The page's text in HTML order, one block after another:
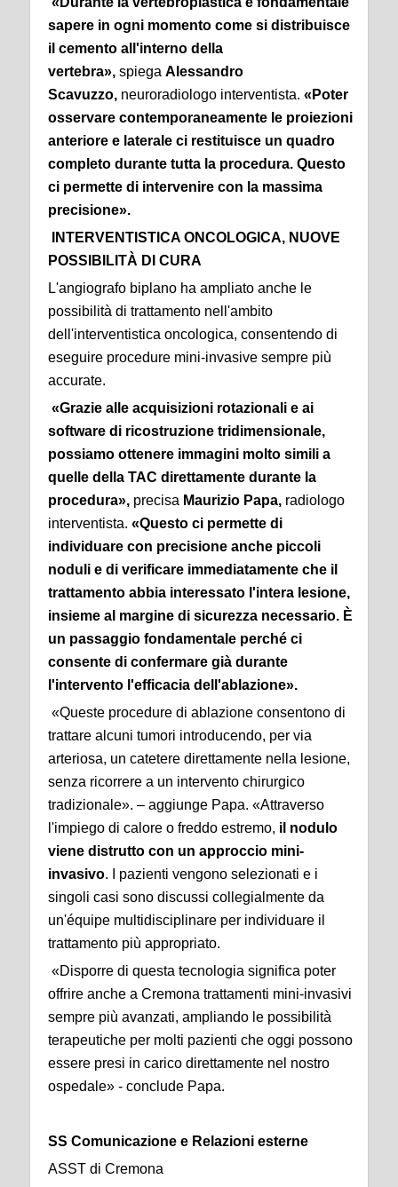
sapere in ogni momento come si distribuisce
il cemento all'interno della
vertebra», spiega Alessandro
Scavuzzo, neuroradiologo interventista. «Poter
osservare contemporaneamente le proiezioni
anteriore e laterale ci restituisce un quadro
completo durante tutta la procedura. Questo
ci permette di intervenire con la massima
precisione».
INTERVENTISTICA ONCOLOGICA, NUOVE
POSSIBILITÀ DI CURA
L'angiografo biplano ha ampliato anche le
possibilità di trattamento nell'ambito
dell'interventistica oncologica, consentendo di
eseguire procedure mini-invasive sempre più
accurate.
«Grazie alle acquisizioni rotazionali e ai
software di ricostruzione tridimensionale,
possiamo ottenere immagini molto simili a
quelle della TAC direttamente durante la
procedura», precisa Maurizio Papa, radiologo
interventista. «Questo ci permette di
individuare con precisione anche piccoli
noduli e di verificare immediatamente che il
trattamento abbia interessato l'intera lesione,
insieme al margine di sicurezza necessario. È
un passaggio fondamentale perché ci
consente di confermare già durante
l'intervento l'efficacia dell'ablazione».
«Queste procedure di ablazione consentono di
trattare alcuni tumori introducendo, per via
arteriosa, un catetere direttamente nella lesione,
senza ricorrere a un intervento chirurgico
tradizionale». – aggiunge Papa. «Attraverso
l'impiego di calore o freddo estremo, il nodulo
viene distrutto con un approccio mini-
invasivo. I pazienti vengono selezionati e i
singoli casi sono discussi collegialmente da
un'équipe multidisciplinare per individuare il
trattamento più appropriato.
«Disporre di questa tecnologia significa poter
offrire anche a Cremona trattamenti mini-invasivi
sempre più avanzati, ampliando le possibilità
terapeutiche per molti pazienti che oggi possono
essere presi in carico direttamente nel nostro
ospedale» - conclude Papa.
SS Comunicazione e Relazioni esterne
ASST di Cremona